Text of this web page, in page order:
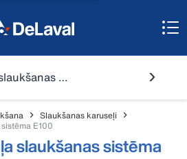
sistēma E100
Slaukšanas karuseļi
E100
slaukšanas sistēma